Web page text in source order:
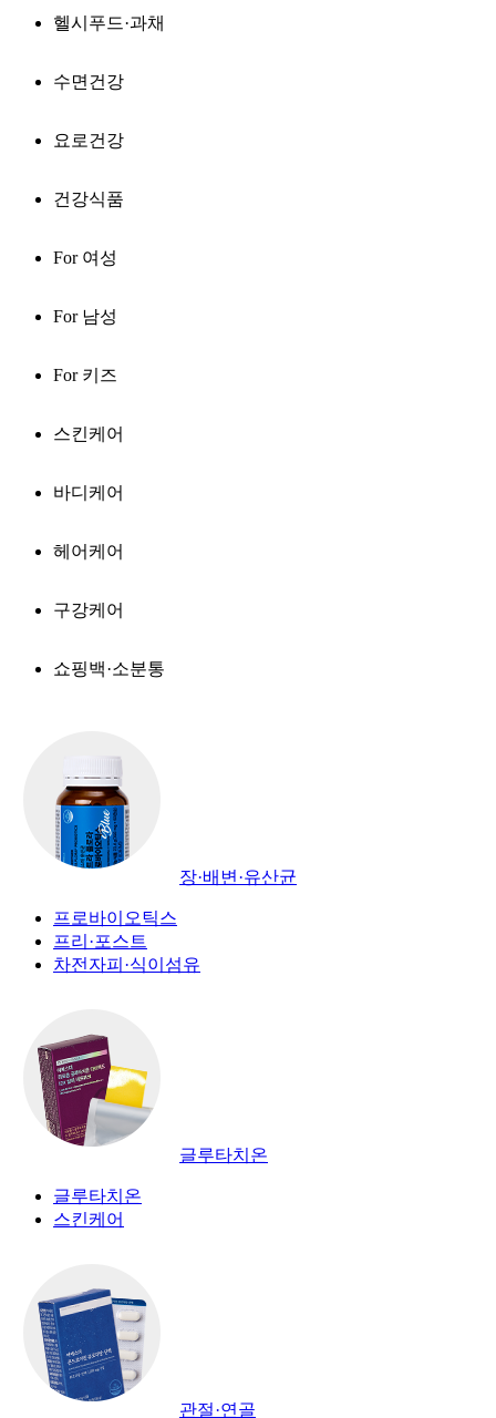
헬시푸드·과채
수면건강
요로건강
건강식품
For 여성
For 남성
For 키즈
스킨케어
바디케어
헤어케어
구강케어
쇼핑백·소분통
장·배변·유산균
프로바이오틱스
프리·포스트
차전자피·식이섬유
글루타치온
글루타치온
스킨케어
관절·연골